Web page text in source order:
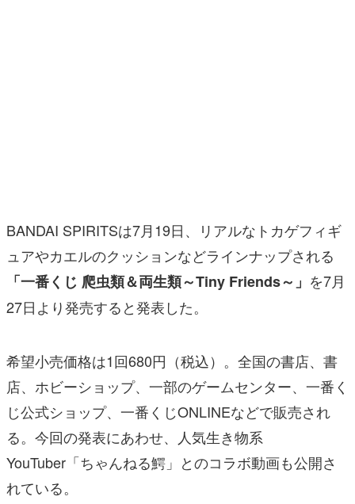
その他
電ファミニコゲーマーとは？
運営：株式会社マレ
BANDAI SPIRITSは7月19日、リアルなトカゲフィギ
ュアやカエルのクッションなどラインナップされる
「一番くじ 爬虫類＆両生類～Tiny Friends～」 を7月
27日より発売すると発表した。
希望小売価格は1回680円（税込）。全国の書店、書
店、ホビーショップ、一部のゲームセンター、一番く
じ公式ショップ、一番くじONLINEなどで販売され
る。今回の発表にあわせ、人気生き物系
YouTuber「ちゃんねる鰐」とのコラボ動画も公開さ
れている。